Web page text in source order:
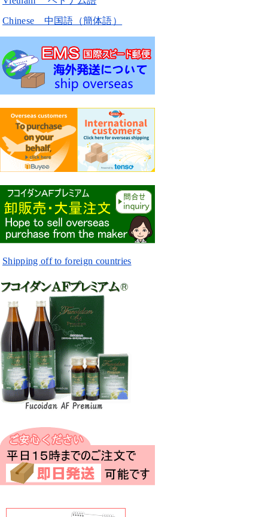
Chinese 中国語（簡体語）
Shipping off to foreign countries